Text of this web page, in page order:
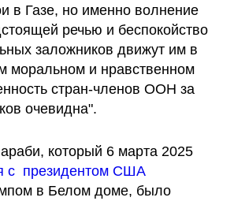
в Газе, но именно волнение
речью и беспокойство
заложников движут им в
моральном и нравственном
стран-членов ООН за
очевидна".
который 6 марта 2025
с  президентом США
в Белом доме, было